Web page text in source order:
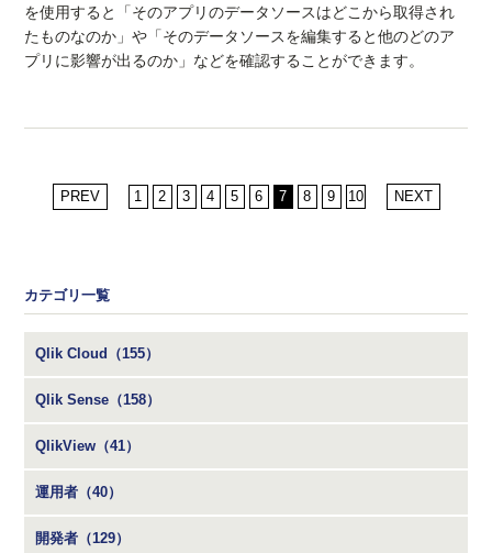
を使用すると「そのアプリのデータソースはどこから取得され
たものなのか」や「そのデータソースを編集すると他のどのア
プリに影響が出るのか」などを確認することができます。
PREV 1 2 3 4 5 6 7 8 9 10 NEXT
カテゴリ一覧
Qlik Cloud（155）
Qlik Sense（158）
QlikView（41）
運用者（40）
開発者（129）